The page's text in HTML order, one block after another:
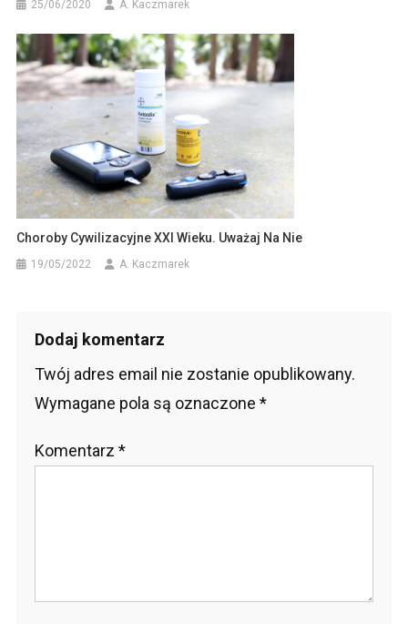
25/06/2020 A. Kaczmarek
Choroby Cywilizacyjne XXI Wieku. Uważaj Na Nie
19/05/2022 A. Kaczmarek
Dodaj komentarz
Twój adres email nie zostanie opublikowany.
Wymagane pola są oznaczone *
Komentarz *